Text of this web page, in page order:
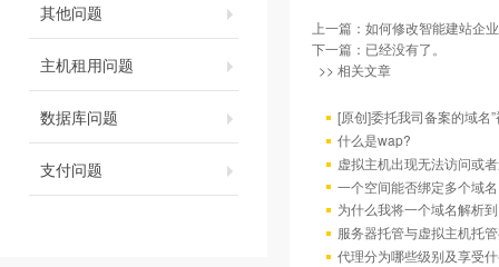
其他问题
主机租用问题
数据库问题
支付问题
上一篇： 如何修改智能建站企
下一篇：已经没有了。
>> 相关文章
[原创]委托我司备案的域名
什么是wap?
虚拟主机出现无法访问或
一个空间能否绑定多个域
为什么我将一个域名解析
服务器托管与虚拟主机托
代理分为哪些级别及享受